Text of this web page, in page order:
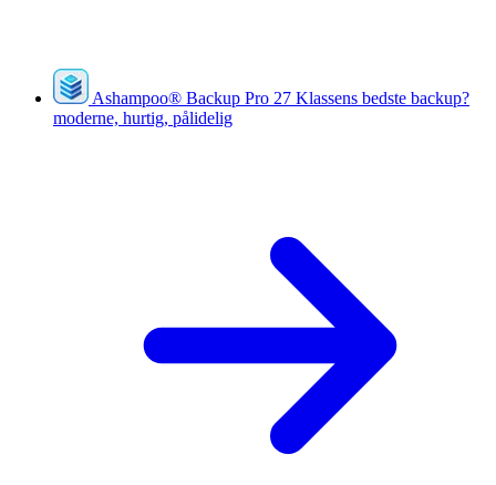
Ashampoo® Backup Pro 27 Klassens bedste backup?
moderne, hurtig, pålidelig